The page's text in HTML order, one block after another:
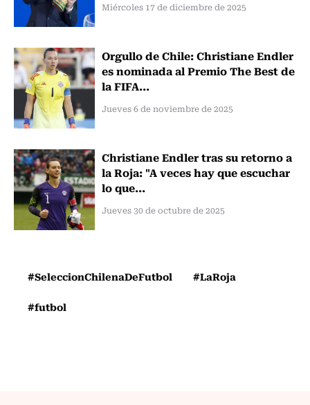
Miércoles 17 de diciembre de 2025
Orgullo de Chile: Christiane Endler
es nominada al Premio The Best de
la FIFA...
Jueves 6 de noviembre de 2025
Christiane Endler tras su retorno a
la Roja: "A veces hay que escuchar
lo que...
Jueves 30 de octubre de 2025
#SeleccionChilenaDeFutbol
#LaRoja
#futbol